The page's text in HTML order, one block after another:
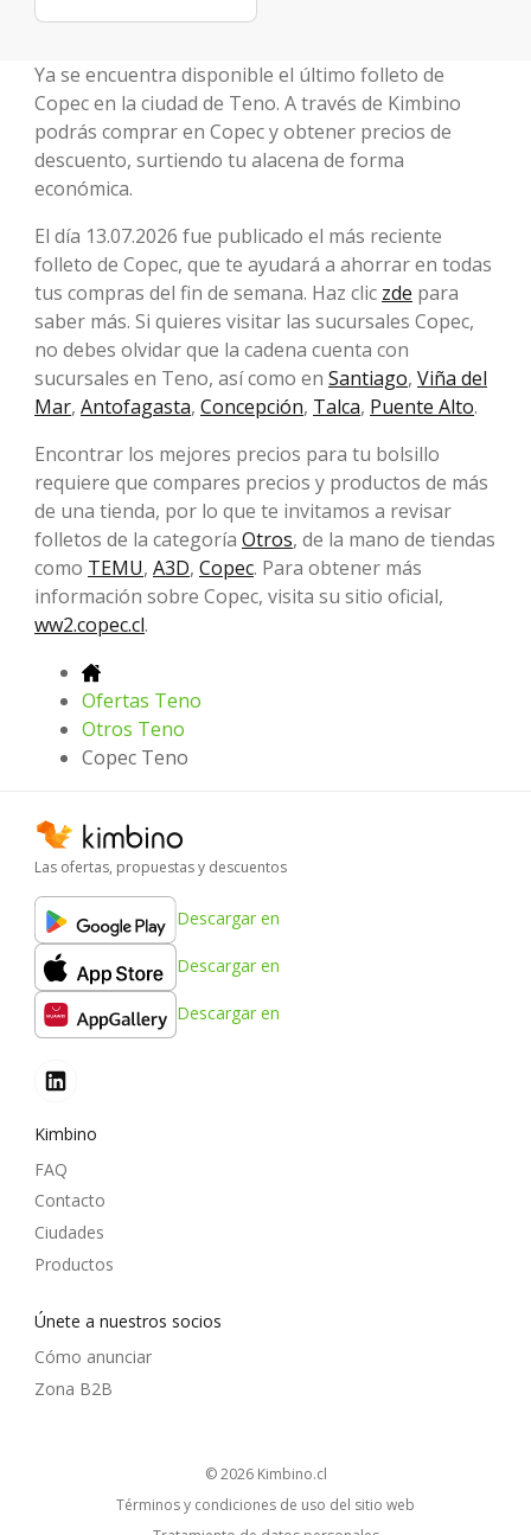
Ya se encuentra disponible el último folleto de
Copec en la ciudad de Teno. A través de Kimbino
podrás comprar en Copec y obtener precios de
descuento, surtiendo tu alacena de forma
económica.
El día 13.07.2026 fue publicado el más reciente
folleto de Copec, que te ayudará a ahorrar en todas
tus compras del fin de semana. Haz clic zde para
saber más. Si quieres visitar las sucursales Copec,
no debes olvidar que la cadena cuenta con
sucursales en Teno, así como en Santiago, Viña del
Mar, Antofagasta, Concepción, Talca, Puente Alto.
Encontrar los mejores precios para tu bolsillo
requiere que compares precios y productos de más
de una tienda, por lo que te invitamos a revisar
folletos de la categoría Otros, de la mano de tiendas
como TEMU, A3D, Copec. Para obtener más
información sobre Copec, visita su sitio oficial,
ww2.copec.cl.
Ofertas Teno
Otros Teno
Copec Teno
Las ofertas, propuestas y descuentos
Descargar en
Descargar en
Descargar en
Kimbino
FAQ
Contacto
Ciudades
Productos
Únete a nuestros socios
Cómo anunciar
Zona B2B
© 2026 kimbino.cl
Términos y condiciones de uso del sitio web